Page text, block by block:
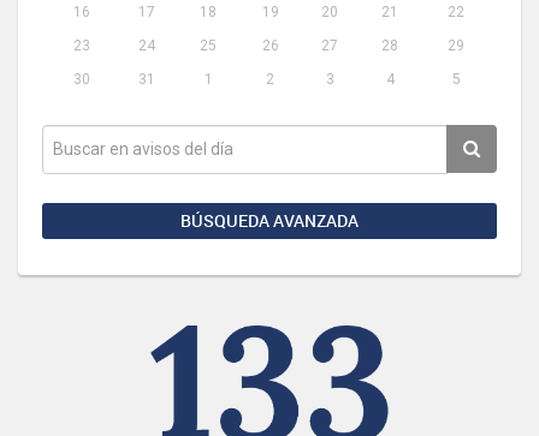
16
17 18 19 20 21
22
23
24 25 26 27 28
29
30
31 1 2 3 4 5
BÚSQUEDA AVANZADA